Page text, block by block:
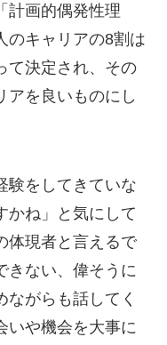
計画的偶発性理
のキャリアの8割は
て決定され、その
アを良いものにし
験をしてきていな
かね」と気にして
体現者と言えるで
きない、偉そうに
がらも話してく
いや機会を大事に